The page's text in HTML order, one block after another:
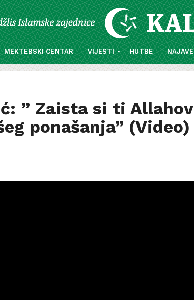
MEKTEBSKI CENTAR VIJESTI HUTBE NAJAVE
” Zaista si ti Allahov
ponašanja” (Video)